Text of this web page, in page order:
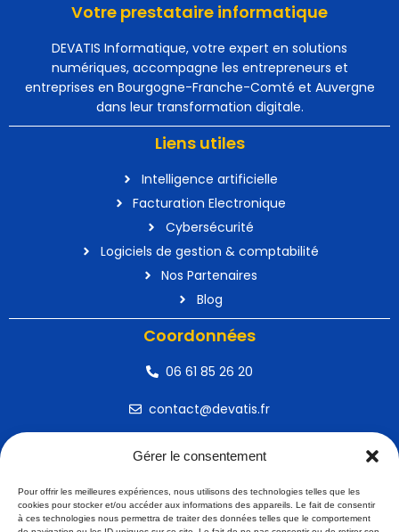
Gérer le consentement
Pour offrir les meilleures expériences, nous utilisons des technologies telles que les
cookies pour stocker et/ou accéder aux informations des appareils. Le fait de consentir
à ces technologies nous permettra de traiter des données telles que le comportement
Votre prestataire informatique
DEVATIS Informatique, votre expert en solutions
numériques, accompagne les entrepreneurs et
entreprises en Bourgogne-Franche-Comté et Auvergne
dans leur transformation digitale.
Liens utiles
Intelligence artificielle
Facturation Electronique
Cybersécurité
Logiciels de gestion & comptabilité
Nos Partenaires
Blog
Coordonnées
06 61 85 26 20
contact@devatis.fr
25 rue des Erables – 21800 Quétigny
DEVATIS INFORMATIQUE sur les réseaux
sociaux